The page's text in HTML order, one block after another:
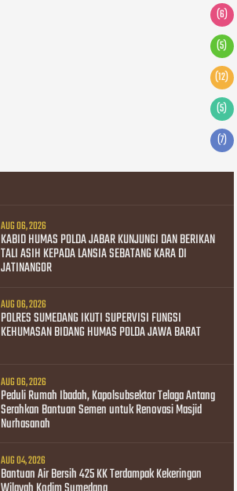
(6)
(5)
(12)
(5)
(7)
AUG 06, 2026
KABID HUMAS POLDA JABAR KUNJUNGI DAN BERIKAN
TALI ASIH KEPADA LANSIA SEBATANG KARA DI
JATINANGOR
AUG 06, 2026
POLRES SUMEDANG IKUTI SUPERVISI FUNGSI
KEHUMASAN BIDANG HUMAS POLDA JAWA BARAT
AUG 06, 2026
Peduli Rumah Ibadah, Kapolsubsektor Telaga Antang
Serahkan Bantuan Semen untuk Renovasi Masjid
Nurhasanah
AUG 04, 2026
Bantuan Air Bersih 425 KK Terdampak Kekeringan